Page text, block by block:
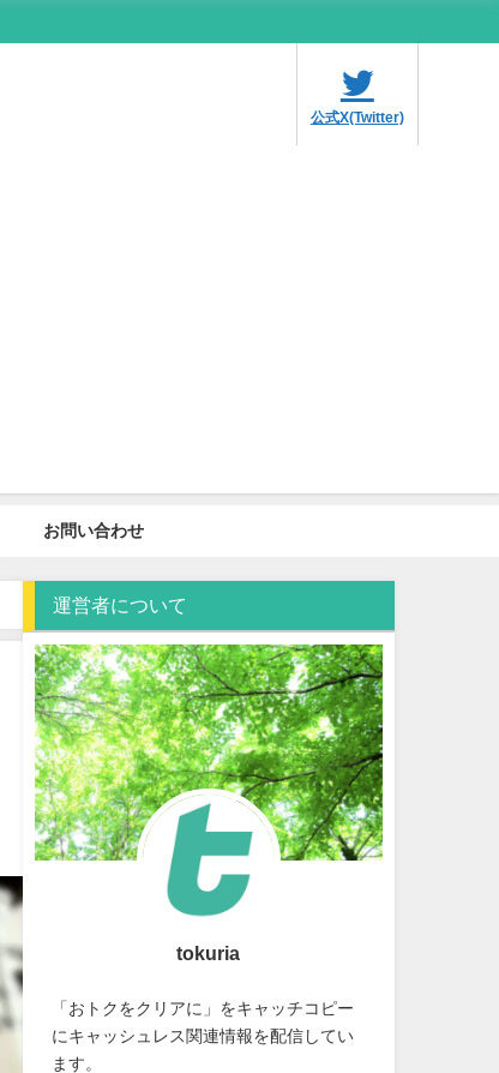
公式X(Twitter)
お問い合わせ
運営者について
tokuria
「おトクをクリアに」をキャッチコピー
にキャッシュレス関連情報を配信してい
ます。